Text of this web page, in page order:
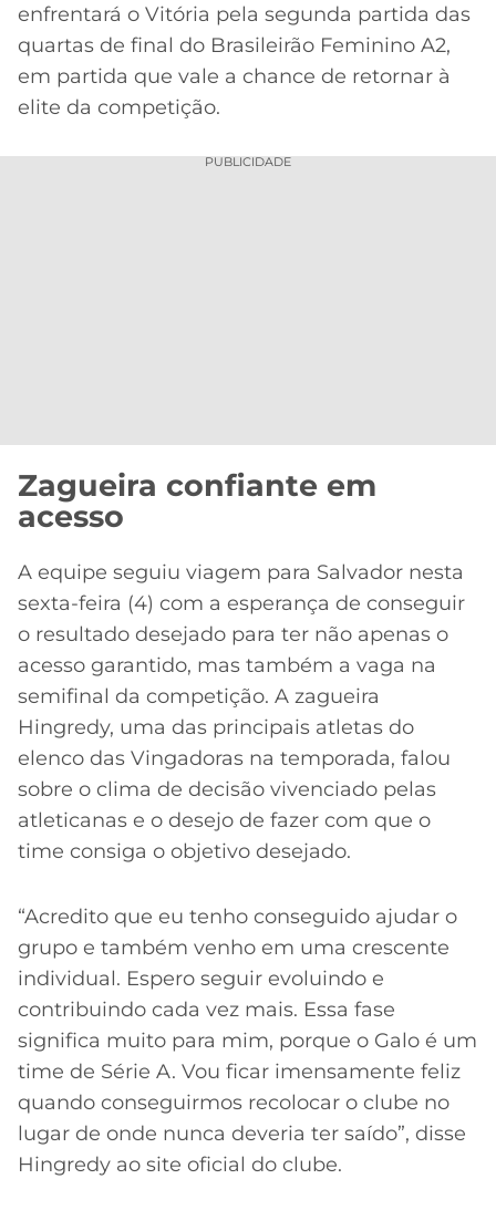
ONLINE
2026
GRÊMIO
ATLÉTICO
LALIGA
enfrentará o Vitória pela segunda partida das
quartas de final do Brasileirão Feminino A2,
em partida que vale a chance de retornar à
elite da competição.
PUBLICIDADE
Zagueira confiante em
acesso
A equipe seguiu viagem para Salvador nesta
sexta-feira (4) com a esperança de conseguir
o resultado desejado para ter não apenas o
acesso garantido, mas também a vaga na
semifinal da competição. A zagueira
Hingredy, uma das principais atletas do
elenco das Vingadoras na temporada, falou
sobre o clima de decisão vivenciado pelas
atleticanas e o desejo de fazer com que o
time consiga o objetivo desejado.
“Acredito que eu tenho conseguido ajudar o
grupo e também venho em uma crescente
individual. Espero seguir evoluindo e
contribuindo cada vez mais. Essa fase
significa muito para mim, porque o Galo é um
time de Série A. Vou ficar imensamente feliz
quando conseguirmos recolocar o clube no
lugar de onde nunca deveria ter saído”, disse
Hingredy ao site oficial do clube.